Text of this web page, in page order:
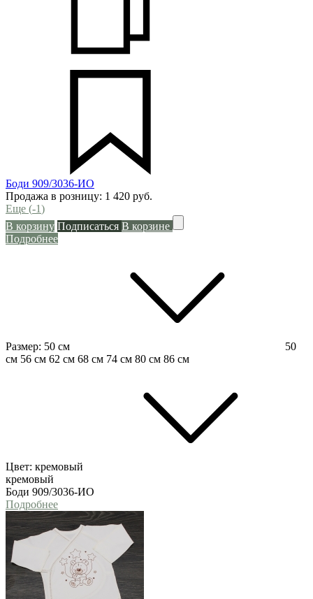
Боди 909/3036-ИО
Продажа в розницу: 1 420 руб.
Еще (-1)
В корзину Подписаться В корзине
Подробнее
Размер: 50 см
50
см 56 см 62 см 68 см 74 см 80 см 86 см
Цвет: кремовый
кремовый
Боди 909/3036-ИО
Подробнее